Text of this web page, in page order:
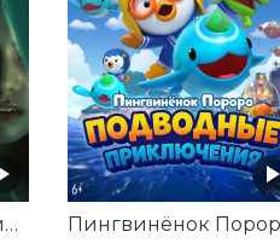
Корни: Сага о вампирах